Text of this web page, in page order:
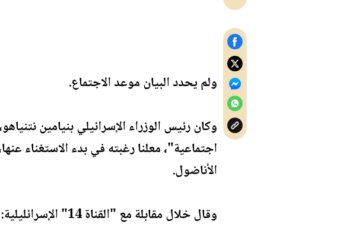
ولم يحدد البيان موعد الاجتماع.
وكان رئيس الوزراء الإسرائيلي بنيامين
اجتماعية"، معلنا رغبته في بدء الاستغناء
الأناضول.
وقال خلال مقابلة مع "القناة 14" الإسرائليلية: "أريد وقف المساعدات الأميركية، إنها أشبه بالإعانة الاجتماعية، لا أريدها".